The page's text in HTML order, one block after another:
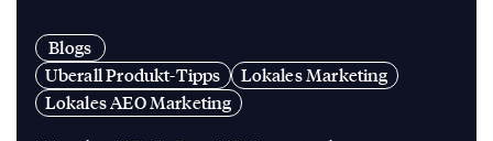
Blogs
Uberall Produkt-Tipps
Lokales Marketing
Lokales AEO Marketing